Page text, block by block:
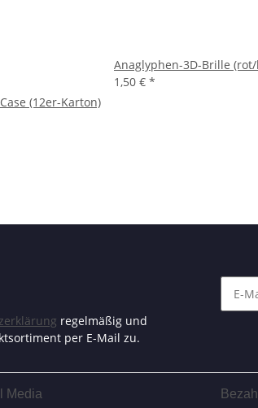
(12er-Karton)
Anaglyphen-3D-Brille
1,50 € *
regelmäßig und
per E-Mail zu.
Media